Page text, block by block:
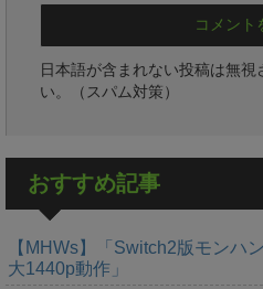
日本語が含まれない投稿は無視
い。（スパム対策）
おすすめ記事
【MHWs】「Switch2版モンハ
大1440p動作」